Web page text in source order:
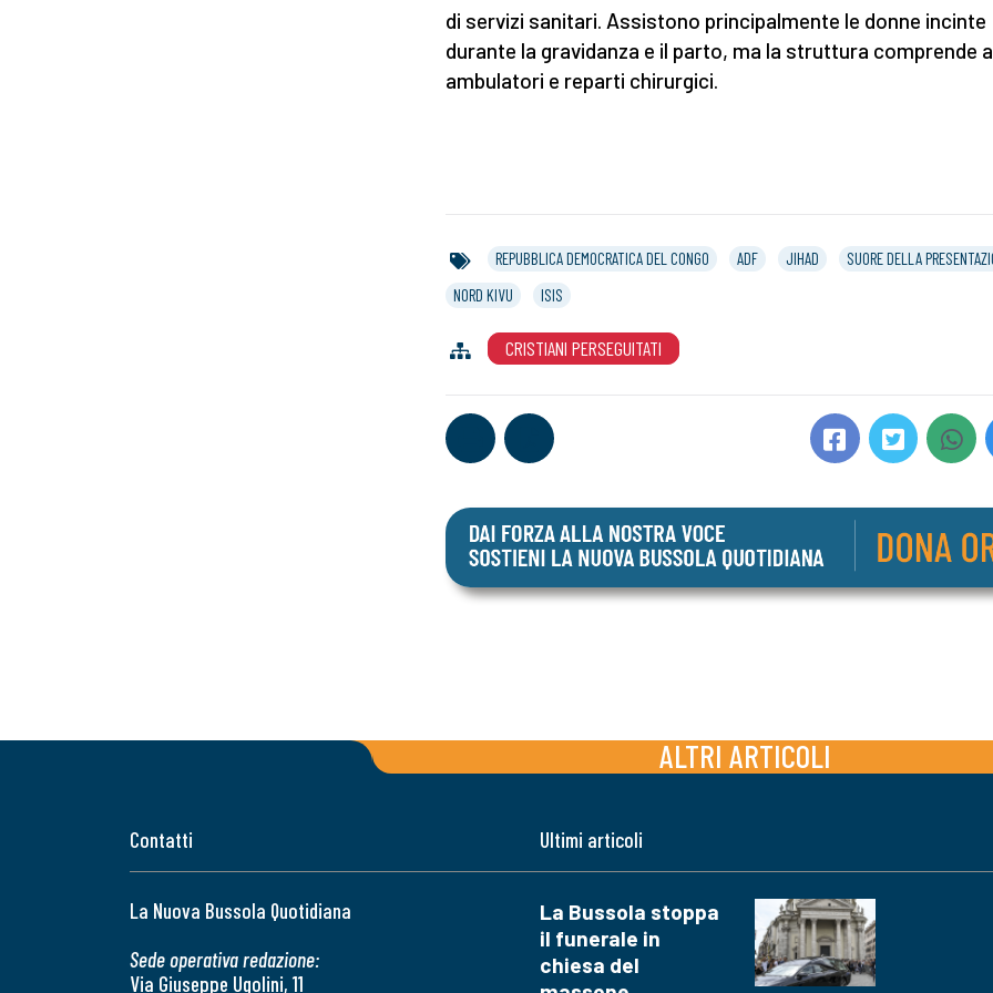
di servizi sanitari. Assistono principalmente le donne incinte
durante la gravidanza e il parto, ma la struttura comprende
ambulatori e reparti chirurgici.
REPUBBLICA DEMOCRATICA DEL CONGO ADF JIHAD
SUORE DELLA
NORD KIVU
ISIS
CRISTIANI PERSEGUITATI
ALTRI ARTICOLI
Contatti
La Nuova Bussola Quotidiana
Sede operativa redazione:
Via Giuseppe Ugolini, 11
Ultimi articoli
La Bussola stoppa
il funerale in
chiesa del